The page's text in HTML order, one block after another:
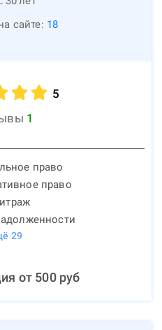
сайте: 18
5
1
право
право
29
от 500руб